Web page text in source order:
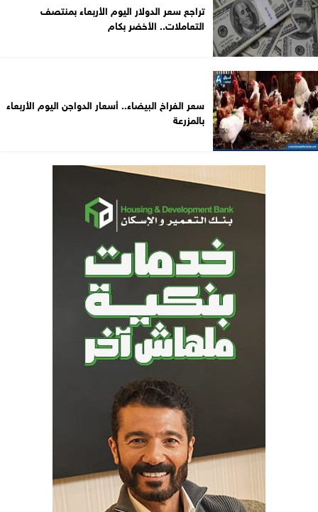
تراجع سعر الدولار اليوم الأربعاء بمنتصف
التعاملات.. الأخضر بكام
سعر الفراخ البيضاء.. أسعار الدواجن اليوم الأربعاء
بالمزرعة